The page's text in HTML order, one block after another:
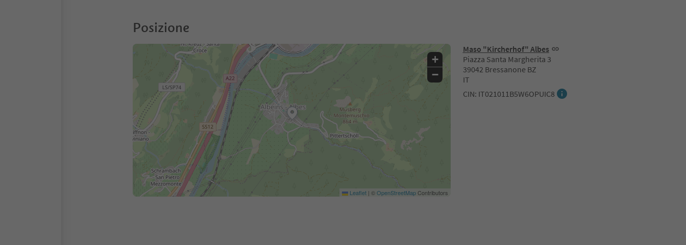
Posizione
Maso "Kircherhof" Albes
Piazza Santa Margherita 3
39042 Bressanone BZ
IT
CIN: IT021011B5W6OPUIC8
+
−
Leaflet | ©OpenStreetMapContributors